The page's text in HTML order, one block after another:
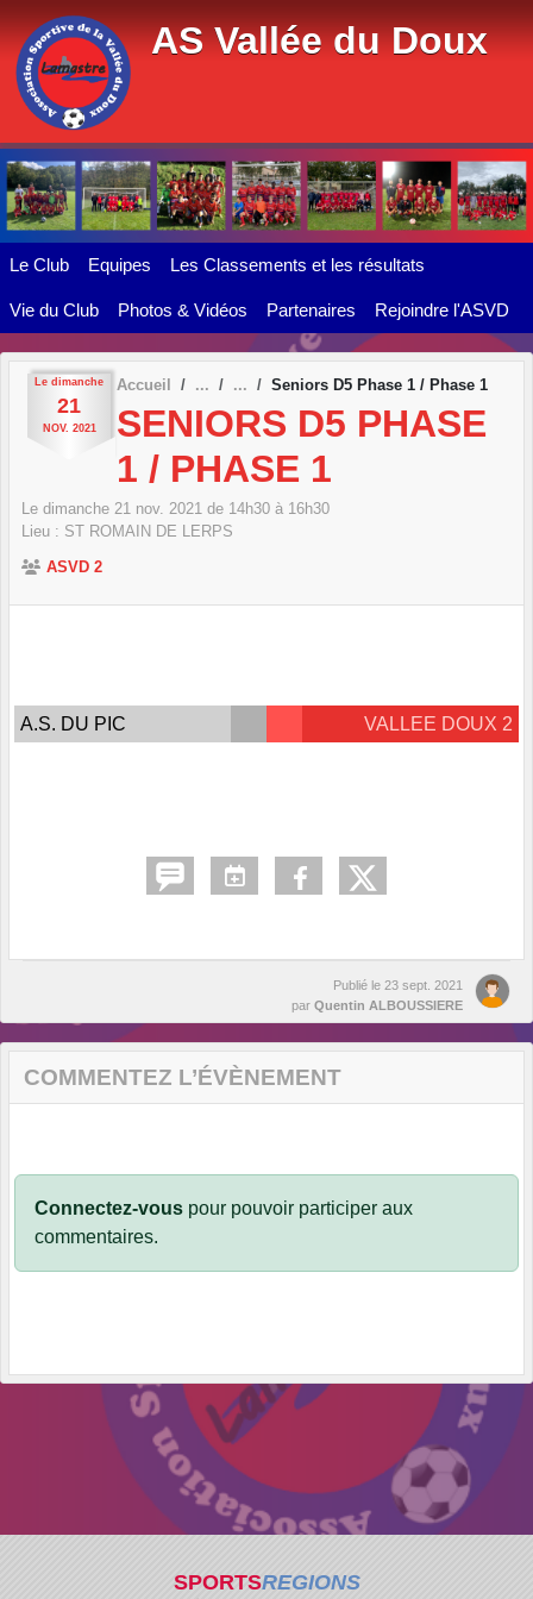
AS Vallée du Doux
Le Club Equipes Les Classements et les résultats
Vie du Club Photos & Vidéos Partenaires Rejoindre l'ASVD
Le dimanche
21
NOV. 2021
Accueil Seniors D5 Phase 1 / Phase 1
SENIORS D5 PHASE
1 / PHASE 1
Le dimanche 21 nov. 2021 de 14h30 à 16h30
Lieu : ST ROMAIN DE LERPS
ASVD 2
A.S. DU PIC VALLEE DOUX 2
Publié le 23 sept. 2021
par Quentin ALBOUSSIERE
COMMENTEZ L’ÉVÈNEMENT
Connectez-vous pour pouvoir participer aux
commentaires.
SPORTSREGIONS
Panneau de gestion des cookies